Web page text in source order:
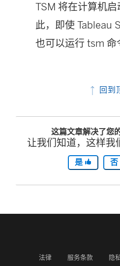
TSM 将在计算机
此，即使 Tableau
也可以运行 tsm 命
回到
这篇文章解决了您
让我们知道，这样我
是 否
法律 服务条款 隐